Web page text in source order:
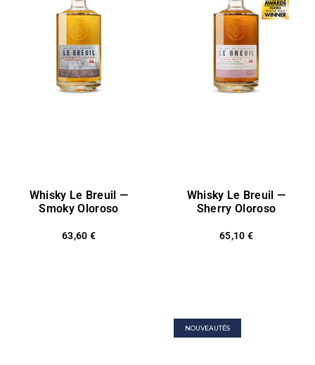
Whisky Le Breuil —
Smoky Oloroso
63,60 €
Whisky Le Breuil —
Sherry Oloroso
65,10 €
NOUVEAUTÉS